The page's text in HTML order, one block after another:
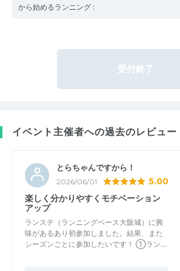
から始めるランニング :
受付終了
イベント主催者への過去のレビュー
とらちゃんですから！
2026/06/01 5.00
楽しく分かりやすくモチベーション
アップ
ランステ（ランニングベース大阪城）に興
味があるあり初参加しました。結果、また
シーズンごとに参加したいです！ ①ラン…